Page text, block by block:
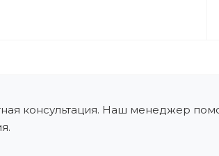
консультация. Наш менеджер